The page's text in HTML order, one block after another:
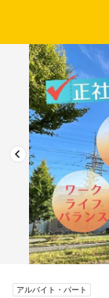
アルバイト・パート